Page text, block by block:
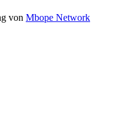
von Mbope Network